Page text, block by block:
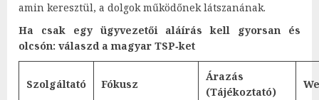
amin keresztül, a dolgok működőnek látszanának.
Ha csak egy ügyvezetői aláírás kell gyorsan és
olcsón: válaszd a magyar TSP‑ket
Szolgáltató Fókusz
Árazás
(Tájékoztató)